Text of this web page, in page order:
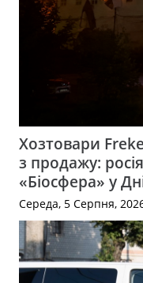
Хозтовари
з продажу:
«Біосфера» у
Середа, 5 Серпня,